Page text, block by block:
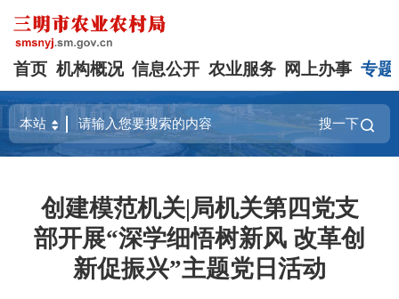
首页 机构概况 信息公开 农业服务 网上办事 专题
搜一下
创建模范机关|局机关第四党支
部开展“深学细悟树新风 改革创
新促振兴”主题党日活动